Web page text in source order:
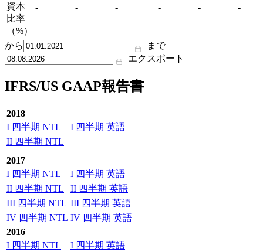
資本
比率
（%）
- - - - - -
から
まで
エクスポート
IFRS/US GAAP報告書
2018
I 四半期 NTL
I 四半期 英語
II 四半期 NTL
2017
I 四半期 NTL
I 四半期 英語
II 四半期 NTL
II 四半期 英語
III 四半期 NTL III 四半期 英語
IV 四半期 NTL IV 四半期 英語
2016
I 四半期 NTL
I 四半期 英語